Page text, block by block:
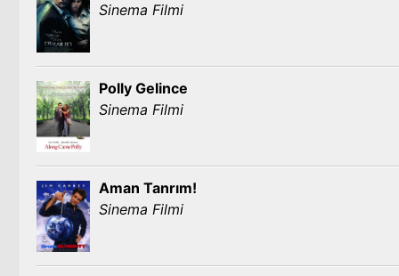
Sinema Filmi
Polly Gelince
Sinema Filmi
Aman Tanrım!
Sinema Filmi